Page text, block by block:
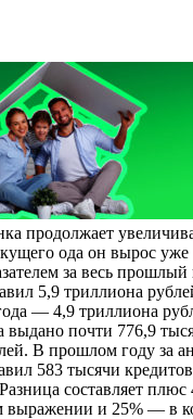
продолжает
ода он вырос
за весь прошлый
5,9 триллиона
— 4,9 триллиона
выдано почти 776,9
В прошлом году за
583 тысячи
составляет
выражении и 25% — в